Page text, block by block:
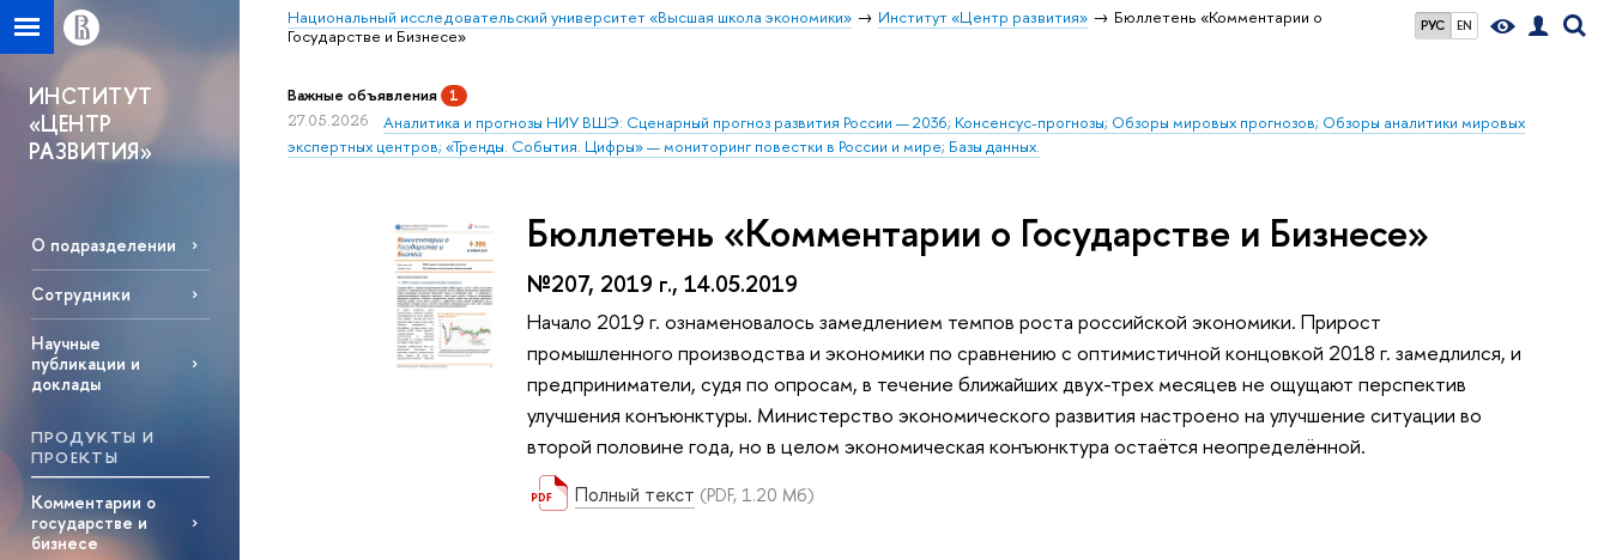
РУС EN
Национальный исследовательский университет «Высшая школа экономики» Институт «Центр развития»
Бюллетень «Комментарии о
Государстве и Бизнесе»
ИНСТИТУТ
«ЦЕНТР
РАЗВИТИЯ»
О подразделении
Сотрудники
Научные
публикации и
доклады
ПРОДУКТЫ И
ПРОЕКТЫ
Комментарии о
государстве и
бизнесе
Важные объявления 1
27.05.2026
Аналитика и прогнозы НИУ ВШЭ: Сценарный прогноз развития России — 2036; Консенсус-прогнозы; Обзоры мировых прогнозов; Обзоры аналитики мировых
экспертных центров; «Тренды. События. Цифры» — мониторинг повестки в России и мире; Базы данных.
Бюллетень «Комментарии о Государстве и Бизнесе»
№207, 2019 г., 14.05.2019
Начало 2019 г. ознаменовалось замедлением темпов роста российской экономики. Прирост
промышленного производства и экономики по сравнению с оптимистичной концовкой 2018 г. замедлился, и
предприниматели, судя по опросам, в течение ближайших двух-трех месяцев не ощущают перспектив
улучшения конъюнктуры. Министерство экономического развития настроено на улучшение ситуации во
второй половине года, но в целом экономическая конъюнктура остаётся неопределённой.
Полный текст (PDF, 1.20 Мб)